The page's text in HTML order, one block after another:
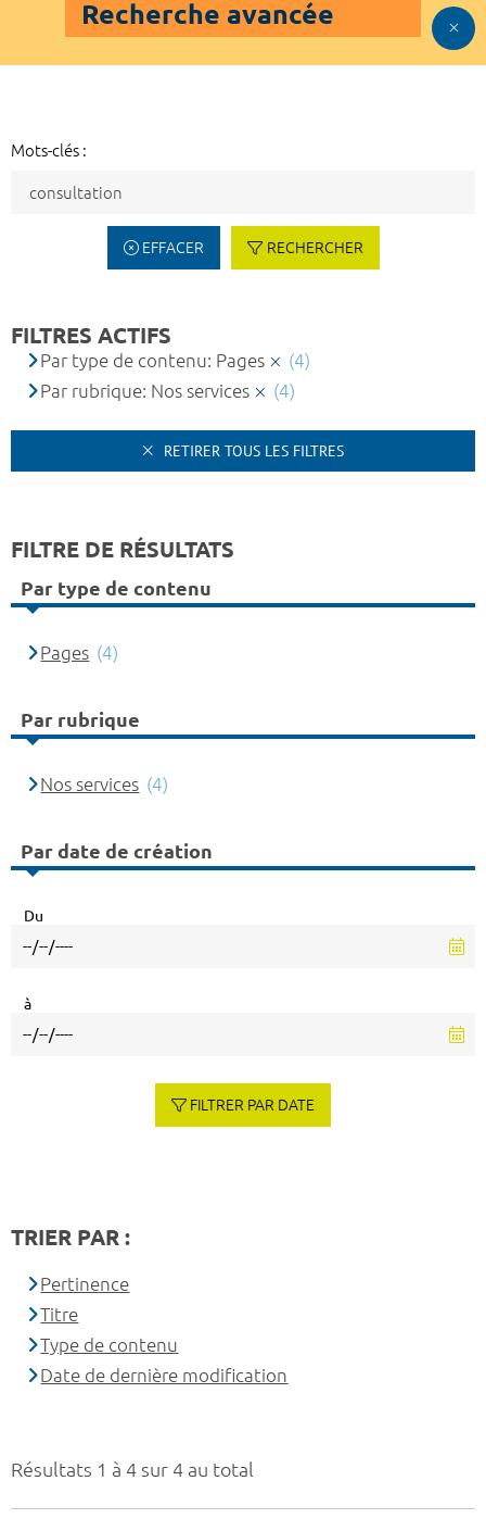
Recherche avancée
Mots-clés :
EFFACER RECHERCHER
Résultats 1 à 4 sur 4 au total
FILTRES ACTIFS
Par type de contenu: Pages
(4)
Par rubrique: Nos services
(4)
RETIRER TOUS LES FILTRES
FILTRE DE RÉSULTATS
Par type de contenu
Pages (4)
Par rubrique
Nos services (4)
Par date de création
Du
à
FILTRER PAR DATE
TRIER PAR :
Pertinence
Titre
Type de contenu
Date de dernière modification